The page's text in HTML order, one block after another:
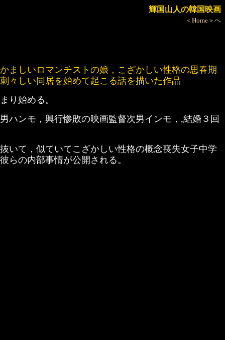
輝国山人の韓国映画
＜Home＞へ
ましいロマンチストの娘，こざかしい性格の思春期
々しい同居を始めて起こる話を描いた作品
り始める。
ハンモ，興行惨敗の映画監督次男インモ，,結婚３回
いて，似ていてこざかしい性格の概念喪失女子中学
らの内部事情が公開される。